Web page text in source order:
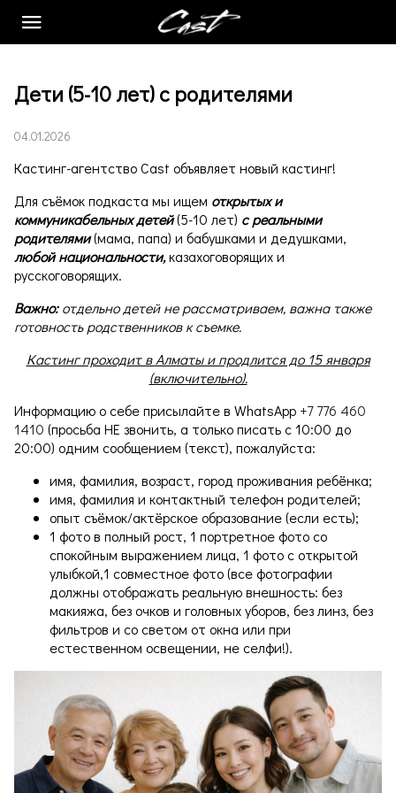
КАСТИНГИ
КОНТАКТЫ
СТАТЬИ
MODELS
О НАС
Дети (5-10 лет) с родителями
04.01.2026
Кастинг-агентство Cast объявляет новый кастинг!
Для съёмок подкаста мы ищем открытых и
коммуникабельных детей(5-10 лет) с реальными
родителями(мама, папа) и бабушками и дедушками,
любой национальности,казахоговорящих и
русскоговорящих.
Важно:отдельно детей не рассматриваем, важна также
готовность родственников к съемке.
Кастинг проходит в Алматы и продлится до 15 января
(включительно).
Информацию о себе присылайте в WhatsApp +7 776 460
1410 (просьба НЕ звонить, а только писать с 10:00 до
20:00) одним сообщением (текст), пожалуйста:
имя, фамилия, возраст, город проживания ребёнка;
имя, фамилия и контактный телефон родителей;
опыт съёмок/актёрское образование (если есть);
1 фото в полный рост, 1 портретное фото со
спокойным выражением лица, 1 фото с открытой
улыбкой,1 совместное фото (все фотографии
должны отображать реальную внешность: без
макияжа, без очков и головных уборов, без линз, без
фильтров и со светом от окна или при
естественном освещении, не селфи!).